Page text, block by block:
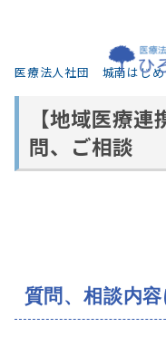
医療法人社団 城南はじ
【地域医療
問、ご相談
質問、相談内